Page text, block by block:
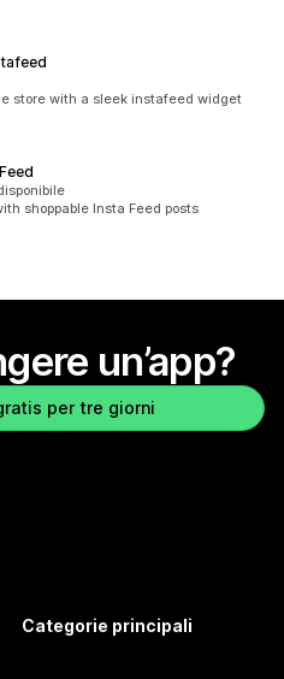
store with a sleek instafeed widget
shoppable Insta Feed posts
un’app?
per tre giorni
Categorie principali